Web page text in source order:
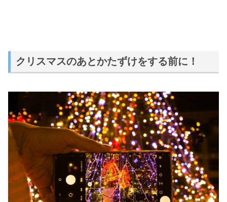
クリスマスのあとかたずけをする前に！